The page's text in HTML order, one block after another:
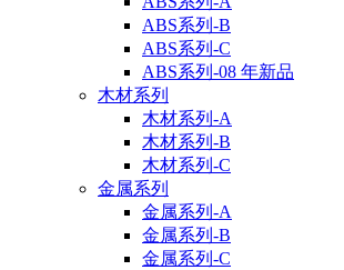
ABS系列-B
ABS系列-C
ABS系列-08 年新品
木材系列
木材系列-A
木材系列-B
木材系列-C
金属系列
金属系列-A
金属系列-B
金属系列-C